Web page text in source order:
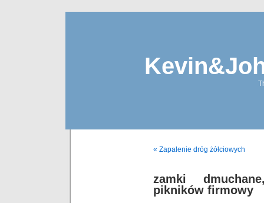
« Zapalenie dróg żółciowych
zamki
pikników firmowy